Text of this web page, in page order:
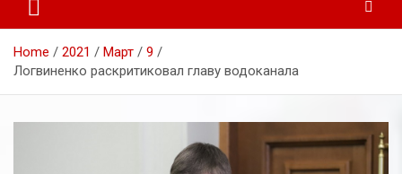
Home 2021 Март
9
Логвиненко раскритиковал главу водоканала